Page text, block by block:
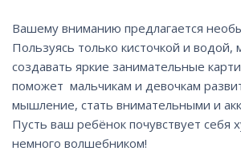
Вашему вниманию предлагается
Пользуясь только кисточкой и
создавать яркие занимательные
поможет мальчикам и девочкам
мышление, стать внимательными и
Пусть ваш ребёнок почувствует себя
немного волшебником!